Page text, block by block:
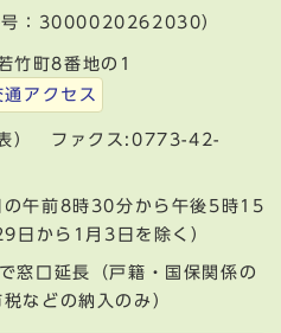
号：3000020262030）
竹町8番地の1
通アクセス
表） ファクス:0773-42-
午前8時30分から午後5時15
日から1月3日を除く）
窓口延長（戸籍・国保関係の
などの納入のみ）